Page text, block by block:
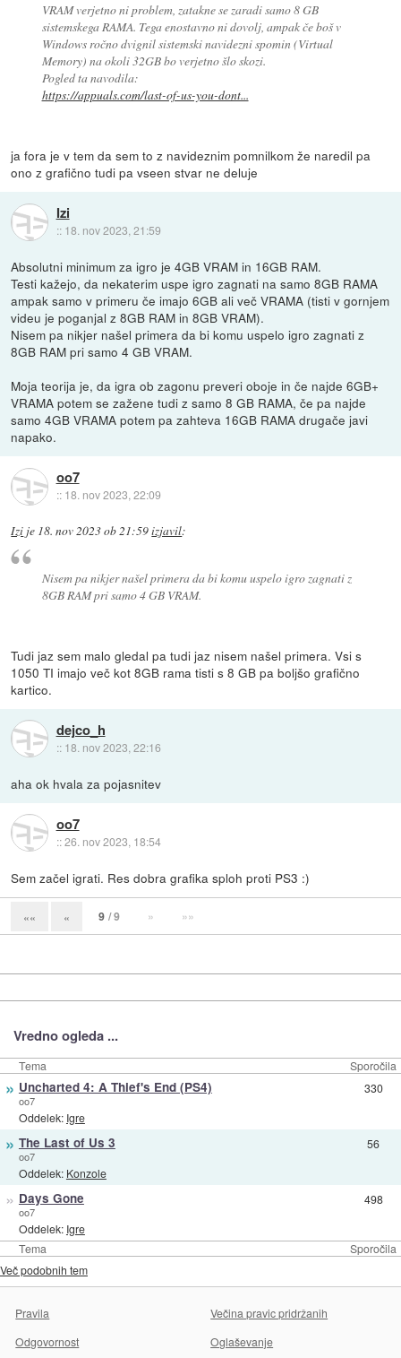
VRAM verjetno ni problem, zatakne se zaradi samo 8 GB
sistemskega RAMA. Tega enostavno ni dovolj, ampak če boš v
Windows ročno dvignil sistemski navidezni spomin (Virtual
Memory) na okoli 32GB bo verjetno šlo skozi.
Pogled ta navodila:
https://appuals.com/last-of-us-you-dont...
ja fora je v tem da sem to z navideznim pomnilkom že naredil pa
ono z grafično tudi pa vseen stvar ne deluje
Izi
:: 18. nov 2023, 21:59
Absolutni minimum za igro je 4GB VRAM in 16GB RAM.
Testi kažejo, da nekaterim uspe igro zagnati na samo 8GB RAMA
ampak samo v primeru če imajo 6GB ali več VRAMA (tisti v gornjem
videu je poganjal z 8GB RAM in 8GB VRAM).
Nisem pa nikjer našel primera da bi komu uspelo igro zagnati z
8GB RAM pri samo 4 GB VRAM.
Moja teorija je, da igra ob zagonu preveri oboje in če najde 6GB+
VRAMA potem se zažene tudi z samo 8 GB RAMA, če pa najde
samo 4GB VRAMA potem pa zahteva 16GB RAMA drugače javi
napako.
oo7
:: 18. nov 2023, 22:09
Izi je 18. nov 2023 ob 21:59izjavil:
Nisem pa nikjer našel primera da bi komu uspelo igro zagnati z
8GB RAM pri samo 4 GB VRAM.
Tudi jaz sem malo gledal pa tudi jaz nisem našel primera. Vsi s
1050 TI imajo več kot 8GB rama tisti s 8 GB pa boljšo grafično
kartico.
dejco_h
:: 18. nov 2023, 22:16
aha ok hvala za pojasnitev
oo7
::26. nov 2023, 18:54
Sem začel igrati. Res dobra grafika sploh proti PS3 :)
«« « 9 / 9 » »»
Vredno ogleda ...
Tema Sporočila
Tema Sporočila
» Uncharted 4: A Thief's End (PS4)
oo7
Oddelek: Igre
330
» The Last of Us 3
oo7
Oddelek: Konzole
56
» Days Gone
oo7
Oddelek: Igre
498
Več podobnih tem
Pravila
Večina pravic pridržanih
Odgovornost
Oglaševanje